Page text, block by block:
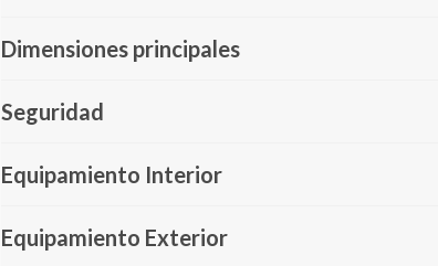
Dimensiones principales
Seguridad
Equipamiento Interior
Equipamiento Exterior